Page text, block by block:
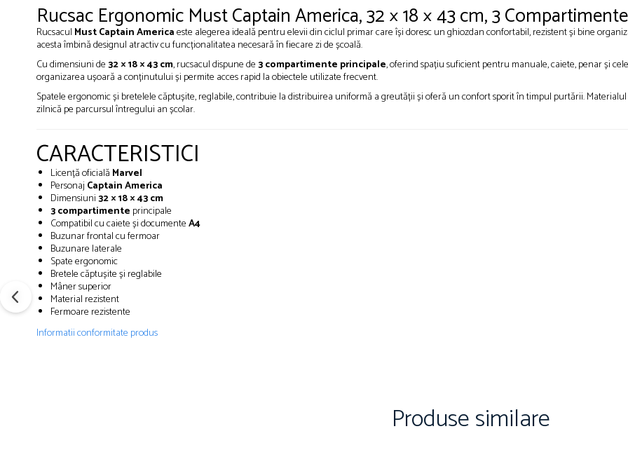
Calculatoare
Instrumente de scris și desen
Brush Pen-uri
Carioci
Creioane cerate
Creioane colorate
Markere
Mine pentru creioane mecanice
Rezerve stilouri
Măsurare și trasare
Rigle
Organizare și Arhivare
Accesorii de organizare
Rucsac Ergonomic Must Captain America, 32 × 18 × 43 cm, 3 Compartimente
Rucsacul Must Captain Americaeste alegerea ideală pentru elevii din ciclul primar care își doresc un ghiozdan confortabil, rezistent și bine
acesta îmbină designul atractiv cu funcționalitatea necesară în fiecare zi de școală.
Cu dimensiuni de32 × 18 × 43 cm, rucsacul dispune de3 compartimente principale, oferind spațiu suficient pentru manuale, caiete, penar și
organizarea ușoară a conținutului și permite acces rapid la obiectele utilizate frecvent.
Spatele ergonomic și bretelele căptușite, reglabile, contribuie la distribuirea uniformă a greutății și oferă un confort sporit în timpul purtării.
zilnică pe parcursul întregului an școlar.
CARACTERISTICI
Licență oficială Marvel
Personaj Captain America
Dimensiuni32 × 18 × 43 cm
3 compartimente principale
Compatibil cu caiete și documenteA4
Buzunar frontal cu fermoar
Buzunare laterale
Spate ergonomic
Bretele căptușite și reglabile
Mâner superior
Material rezistent
Fermoare rezistente
Informatii conformitate produs
Produse similare